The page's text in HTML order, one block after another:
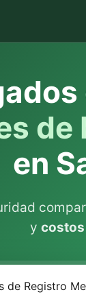
de
en
y costos